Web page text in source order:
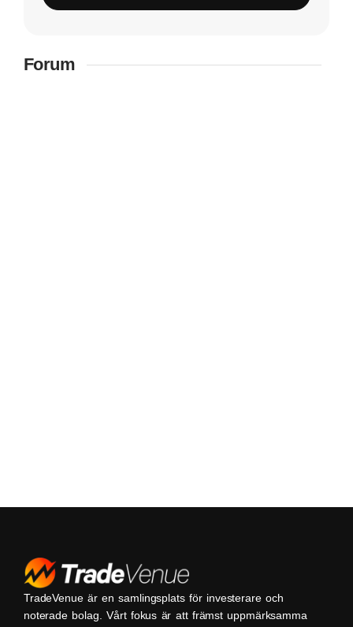
Forum
TradeVenue är en samlingsplats för investerare och
noterade bolag. Vårt fokus är att främst uppmärksamma